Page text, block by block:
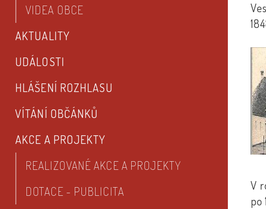
VIDEA OBCE
AKTUALITY
UDÁLOSTI
HLÁŠENÍ ROZHLASU
VÍTÁNÍ OBČÁNKŮ
AKCE A PROJEKTY
REALIZOVANÉ AKCE A PROJEKTY
DOTACE - PUBLICITA
V
po